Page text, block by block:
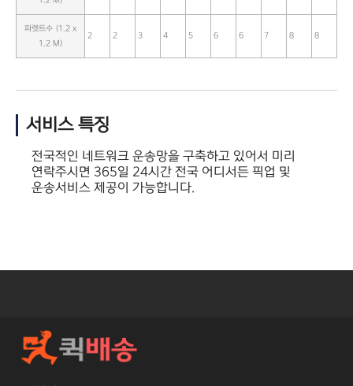
파렛트수 (1.2 x
1.2 M)
2 2 3 4 5 6 6 7 8 8
서비스 특징
전국적인 네트워크 운송망을 구축하고 있어서 미리
연락주시면 365일 24시간 전국 어디서든 픽업 및
운송서비스 제공이 가능합니다.